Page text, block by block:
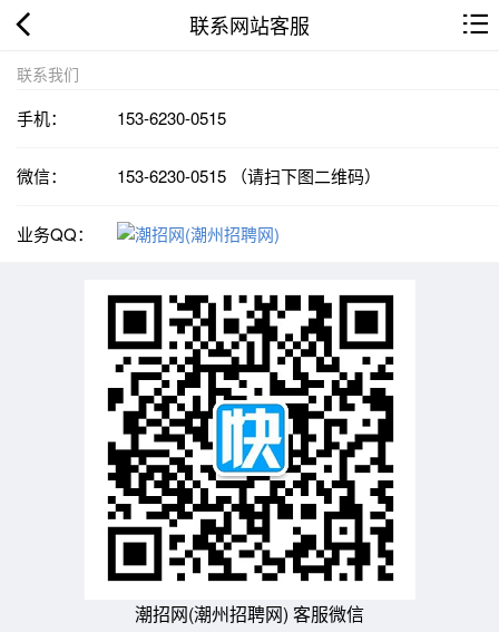
联系网站客服
联系我们
手机： 153-6230-0515
微信： 153-6230-0515 （请扫下图二维码）
业务QQ：
潮招网(潮州招聘网) 客服微信